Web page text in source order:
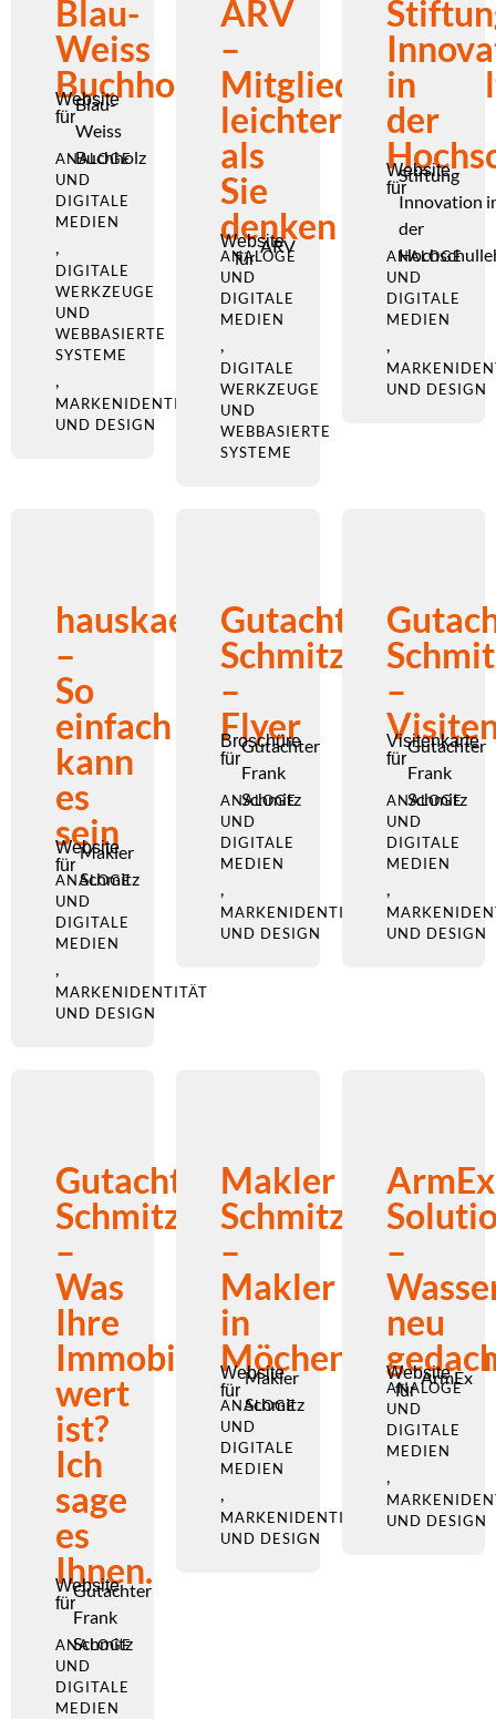
Blau-
Weiss
Buchholz
Website
für
Blau-
Weiss
Buchholz
ANALOGE
UND
DIGITALE
MEDIEN
,
DIGITALE
WERKZEUGE
UND
WEBBASIERTE
SYSTEME
,
MARKENIDENTITÄT
UND DESIGN
ARV
–
leichter
als
Sie
denken
Website
für
ARV
ANALOGE
UND
DIGITALE
MEDIEN
,
DIGITALE
WERKZEUGE
UND
WEBBASIERTE
SYSTEME
in
der
Website
für
Stiftung
Innovation
der
ANALOGE
UND
DIGITALE
MEDIEN
,
UND DESIGN
hauskaeufer.com
–
So
einfach
kann
es
sein
Website
für
Makler
Schmitz
ANALOGE
UND
DIGITALE
MEDIEN
,
MARKENIDENTITÄT
UND DESIGN
Gutachter
Schmitz
–
Flyer
Broschüre
für
Gutachter
Frank
Schmitz
ANALOGE
UND
DIGITALE
MEDIEN
,
MARKENIDENTITÄT
UND DESIGN
–
Visitenkarte
für
Gutachter
Frank
Schmitz
ANALOGE
UND
DIGITALE
MEDIEN
,
UND DESIGN
Gutachter
Schmitz
–
Was
Ihre
Immobilie
wert
ist?
Ich
sage
es
Ihnen.
Website
für
Gutachter
Frank
Schmitz
ANALOGE
UND
DIGITALE
MEDIEN
Makler
Schmitz
–
Makler
in
Möchengladbach
Website
für
Makler
Schmitz
ANALOGE
UND
DIGITALE
MEDIEN
,
MARKENIDENTITÄT
UND DESIGN
ArmEx
–
neu
Website
für
ArmEx
ANALOGE
UND
DIGITALE
MEDIEN
,
UND DESIGN